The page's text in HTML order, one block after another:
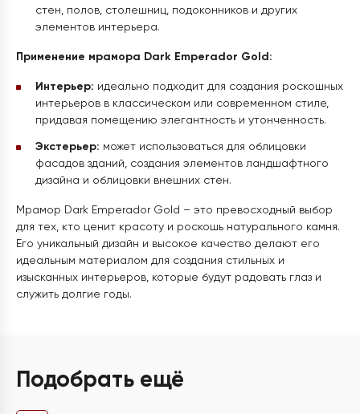
стен, полов, столешниц, подоконников и других
элементов интерьера.
Применение мрамора Dark Emperador Gold:
Интерьер: идеально подходит для создания роскошных
интерьеров в классическом или современном стиле,
придавая помещению элегантность и утонченность.
Экстерьер: может использоваться для облицовки
фасадов зданий, создания элементов ландшафтного
дизайна и облицовки внешних стен.
Мрамор Dark Emperador Gold – это превосходный выбор
для тех, кто ценит красоту и роскошь натурального камня.
Его уникальный дизайн и высокое качество делают его
идеальным материалом для создания стильных и
изысканных интерьеров, которые будут радовать глаз и
служить долгие годы.
Подобрать ещё